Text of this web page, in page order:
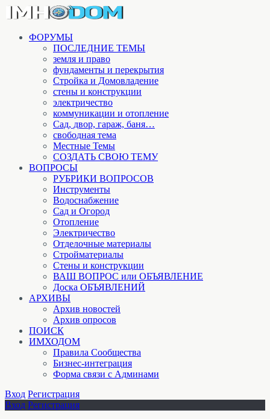
ФОРУМЫ
ПОСЛЕДНИЕ ТЕМЫ
земля и право
фундаменты и перекрытия
Стройка и Домовладение
стены и конструкции
электричество
коммуникации и отопление
Cад, двор, гараж, баня…
свободная тема
Местные Темы
СОЗДАТЬ СВОЮ ТЕМУ
ВОПРОСЫ
РУБРИКИ ВОПРОСОВ
Инструменты
Водоснабжение
Сад и Огород
Отопление
Электричество
Отделочные материалы
Стройматериалы
Стены и конструкции
ВАШ ВОПРОС или ОБЪЯВЛЕНИЕ
Доска ОБЪЯВЛЕНИЙ
АРХИВЫ
Архив новостей
Архив опросов
ПОИСК
ИМХОДОМ
Правила Сообщества
Бизнес-интеграция
Форма связи с Админами
Вход Регистрация
Вход Регистрация